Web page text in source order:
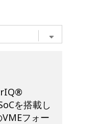
を搭載し
フォー